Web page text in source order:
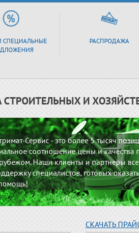
СПЕЦИАЛЬНЫЕ
РАСПРОДАЖА
И
Сервис - это более 5 тысяч
соотношение цены и качества
Наши клиенты и партнеры
специалистов, готовых
СКАЧАТЬ